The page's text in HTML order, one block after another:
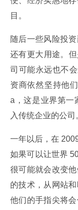
目。
随后一些风险投
还有更大用途。
司可能永远也不
资商依然坚持他
a，这是业界第一
入传统企业的公司
一年以后，在
如果可以让世界
很可能就会改变
的技术，从网站
他们的手指尖将